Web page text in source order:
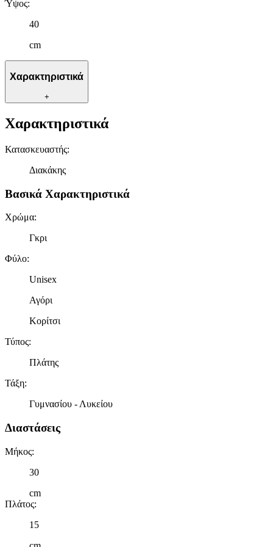
παρέχουμε λειτουργίες μέσων κοινωνικής δικτύωσης και να
αναλύουμε την κυκλοφορία μας. Εμείς και οι 1022 συνεργάτες
διεύθυνση IP σας, χρησιμοποιώντας τεχνολογία όπως cookies
για να αποθηκεύουμε και να έχουμε πρόσβαση σε πληροφορίες
στη συσκευή σας, με σκοπό την προβολή εξατομικευμένων
διαφημίσεων και περιεχομένου, τις μετρήσεις σχετικά με
διαφημίσεις και περιεχόμενο, την καλύτερη εικόνα του κοινού
πληροφορίες σχετικά με την από μέρους σας χρήση της
τοποθεσίας μας στους συνεργάτες μέσων κοινωνικής
δικτύωσης, διαφημίσεων και ανάλυσης.
Ύψος:
40
cm
Χαρακτηριστικά
+
Χαρακτηριστικά
Κατασκευαστής:
Διακάκης
Βασικά Χαρακτηριστικά
Χρώμα:
Γκρι
Φύλο:
Unisex
Αγόρι
Κορίτσι
Τύπος:
Πλάτης
Τάξη:
Γυμνασίου - Λυκείου
Διαστάσεις
Μήκος:
30
cm
Πλάτος:
15